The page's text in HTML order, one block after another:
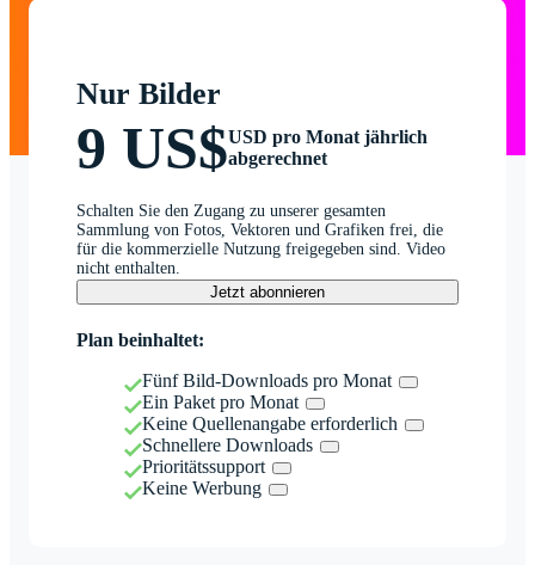
Nur Bilder
9 US$USD pro Monat jährlich
abgerechnet
Schalten Sie den Zugang zu unserer gesamten
Sammlung von Fotos, Vektoren und Grafiken frei, die
für die kommerzielle Nutzung freigegeben sind. Video
nicht enthalten.
Jetzt abonnieren
Plan beinhaltet:
Fünf Bild-Downloads pro Monat
Ein Paket pro Monat
Keine Quellenangabe erforderlich
Schnellere Downloads
Prioritätssupport
Keine Werbung